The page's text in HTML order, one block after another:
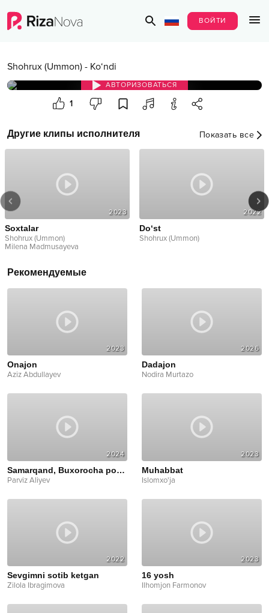
ВОЙТИ
Shohrux (Ummon) - Ko‘ndi
АВТОРИЗОВАТЬСЯ
1
Другие клипы исполнителя Показать все
2023
Soxtalar
Shohrux (Ummon)
Milena Madmusayeva
2022
Do‘st
Shohrux (Ummon)
Рекомендуемые
2023
Onajon
Aziz Abdullayev
2026
Dadajon
Nodira Murtazo
2024
Samarqand, Buxorocha popuri
Parviz Aliyev
2023
Muhabbat
Islomxo'ja
2022
Sevgimni sotib ketgan
Zilola Ibragimova
2023
16 yosh
Ilhomjon Farmonov